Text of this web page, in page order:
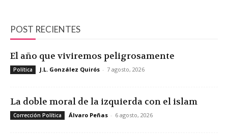
POST RECIENTES
El año que viviremos peligrosamente
Política J.L. González Quirós - 7 agosto, 2026
La doble moral de la izquierda con el islam
Corrección Política Álvaro Peñas - 6 agosto, 2026